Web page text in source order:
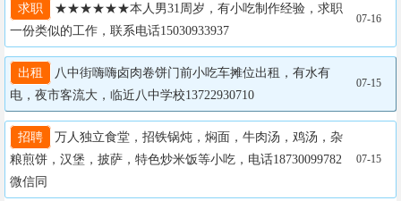
求职
★★★★★★本人男31周岁，有小吃制作经验，求职
一份类似的工作，联系电话15030933937
07-16
出租
八中街嗨嗨卤肉卷饼门前小吃车摊位出租，有水有
电，夜市客流大，临近八中学校13722930710
07-15
招聘
万人独立食堂，招铁锅炖，焖面，牛肉汤，鸡汤，杂
粮煎饼，汉堡，披萨，特色炒米饭等小吃，电话18730099782
微信同
07-15